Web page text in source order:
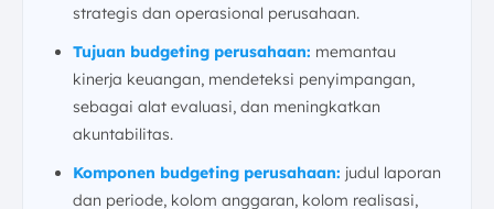
1. Data Tidak Akurat
3. Kurang Fleksibel terhadap Perubahan
4. Tidak Adanya Pemantauan Berkala
Strategi Perencanaan Budgeting Plan Perusahaan
Budgeting)
strategis dan operasional perusahaan.
Tujuan budgeting perusahaan: memantau
kinerja keuangan, mendeteksi penyimpangan,
sebagai alat evaluasi, dan meningkatkan
akuntabilitas.
Komponen budgeting perusahaan: judul laporan
dan periode, kolom anggaran, kolom realisasi,